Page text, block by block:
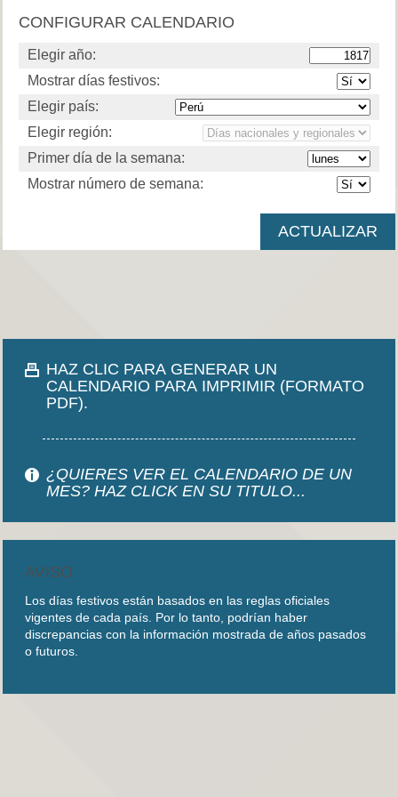
CONFIGURAR CALENDARIO
Elegir año:
Mostrar días festivos:
Elegir país:
Elegir región:
Primer día de la semana:
Mostrar número de semana:
HAZ CLIC PARA GENERAR UN
CALENDARIO PARA IMPRIMIR (FORMATO
PDF).
¿QUIERES VER EL CALENDARIO DE UN
MES? HAZ CLICK EN SU TITULO...
AVISO
Los días festivos están basados en las reglas oficiales
vigentes de cada país. Por lo tanto, podrían haber
discrepancias con la información mostrada de años pasados
o futuros.